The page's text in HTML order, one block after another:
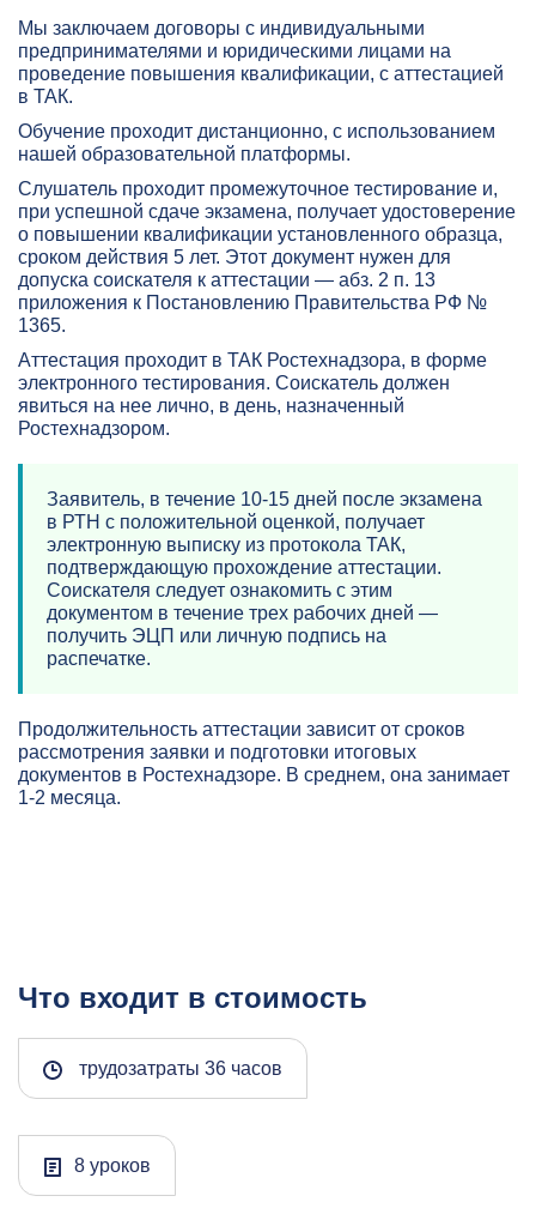
Мы заключаем договоры с индивидуальными
предпринимателями и юридическими лицами на
проведение повышения квалификации, с аттестацией
в ТАК.
Обучение проходит дистанционно, с использованием
нашей образовательной платформы.
Слушатель проходит промежуточное тестирование и,
при успешной сдаче экзамена, получает удостоверение
о повышении квалификации установленного образца,
сроком действия 5 лет. Этот документ нужен для
допуска соискателя к аттестации — абз. 2 п. 13
приложения к Постановлению Правительства РФ №
1365.
Аттестация проходит в ТАК Ростехнадзора, в форме
электронного тестирования. Соискатель должен
явиться на нее лично, в день, назначенный
Ростехнадзором.
Заявитель, в течение 10-15 дней после экзамена
в РТН с положительной оценкой, получает
электронную выписку из протокола ТАК,
подтверждающую прохождение аттестации.
Соискателя следует ознакомить с этим
документом в течение трех рабочих дней —
получить ЭЦП или личную подпись на
распечатке.
Продолжительность аттестации зависит от сроков
рассмотрения заявки и подготовки итоговых
документов в Ростехнадзоре. В среднем, она занимает
1-2 месяца.
Что входит в стоимость
трудозатраты 36 часов
8 уроков